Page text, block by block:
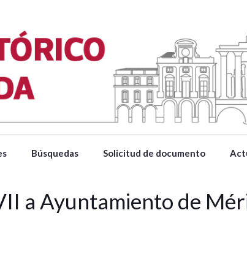
Búsquedas Solicitud de documento
a Ayuntamiento de